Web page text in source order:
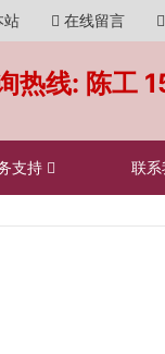
站 在线留言
热线: 陈工
支持 联系